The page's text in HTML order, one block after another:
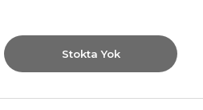
Stokta Yok